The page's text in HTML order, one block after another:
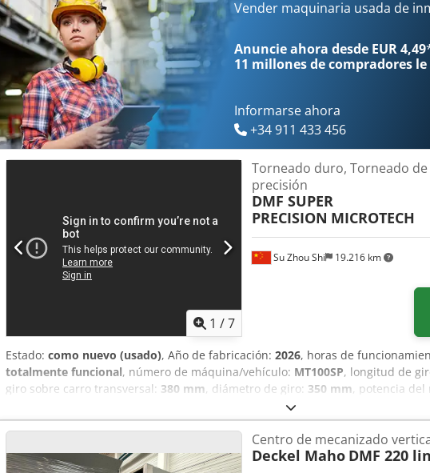
Vender maquinaria usada de
Anuncie ahora desde EUR 4,49
11 millones de compradores
Informarse ahora
+34 911 433 456
1 /7
Su Zhou Shi 19.216 km
Torneado duro, Torneado
precisión
DMF SUPER
PRECISION MICROTECH
Estado: como nuevo (usado), Año de fabricación: 2026, horas de
totalmente funcional, número de máquina/vehículo: MT100SP, longitud de
giro sobre carro transversal: 380 mm, diámetro de giro: 350 mm, potencia
, velocidad del cabezal (máx.):
mm, Torno de Alta Precisión para Mecanizado Duro Opciones automáticas de
Precisión extremadamente alta: 0,0001 mm Tecnología hidrostática
Precisión de posicionamiento en ejes X/Z: 1 μm Dcsdpfovl S Dyjx Adhsk
Centro de mecanizado
Deckel Maho DMF 220